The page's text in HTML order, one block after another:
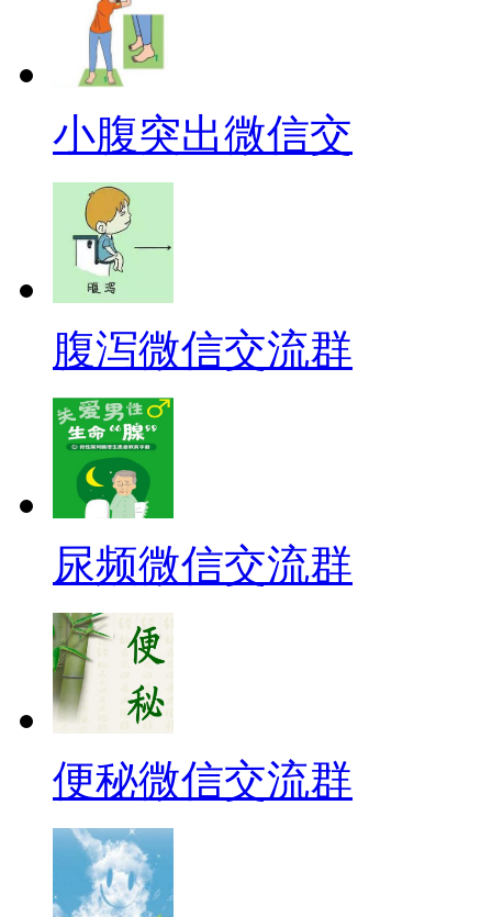
小腹突出微信交
腹泻微信交流群
尿频微信交流群
便秘微信交流群